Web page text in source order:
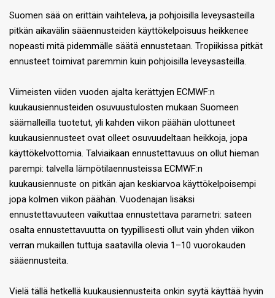
Suomen sää on erittäin vaihteleva, ja pohjoisilla leveysasteilla
pitkän aikavälin sääennusteiden käyttökelpoisuus heikkenee
nopeasti mitä pidemmälle säätä ennustetaan. Tropiikissa pitkät
ennusteet toimivat paremmin kuin pohjoisilla leveysasteilla.
Viimeisten viiden vuoden ajalta kerättyjen ECMWF:n
kuukausiennusteiden osuvuustulosten mukaan Suomeen
säämalleilla tuotetut, yli kahden viikon päähän ulottuneet
kuukausiennusteet ovat olleet osuvuudeltaan heikkoja, jopa
käyttökelvottomia. Talviaikaan ennustettavuus on ollut hieman
parempi: talvella lämpötilaennusteissa ECMWF:n
kuukausiennuste on pitkän ajan keskiarvoa käyttökelpoisempi
jopa kolmen viikon päähän. Vuodenajan lisäksi
ennustettavuuteen vaikuttaa ennustettava parametri: sateen
osalta ennustettavuutta on tyypillisesti ollut vain yhden viikon
verran mukaillen tuttuja saatavilla olevia 1–10 vuorokauden
sääennusteita.
Vielä tällä hetkellä kuukausiennusteita onkin syytä käyttää hyvin